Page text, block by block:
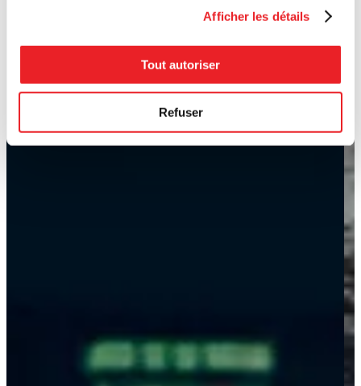
Afficher les détails
Tout autoriser
Refuser